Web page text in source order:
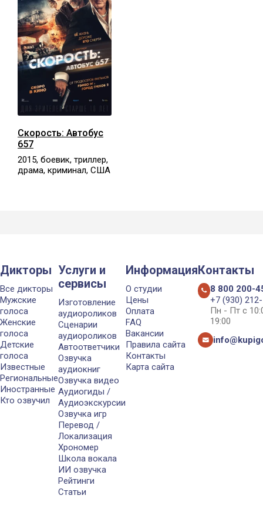
Скорость: Автобус
657
2015, боевик, триллер,
драма, криминал, США
Дикторы
Все дикторы
Мужские
голоса
Женские
голоса
Детские
голоса
Известные
Региональные
Иностранные
Кто озвучил
Услуги и
сервисы
Изготовление
аудиороликов
Сценарии
аудиороликов
Автоответчики
Озвучка
аудиокниг
Озвучка видео
Аудиогиды /
Аудиоэкскурсии
Озвучка игр
Перевод /
Локализация
Хрономер
Школа вокала
ИИ озвучка
Рейтинги
Статьи
Информация
О студии
Цены
Оплата
FAQ
Вакансии
Правила сайта
Контакты
Карта сайта
Контакты
8 800 200-
+7 (930)
Пн - Пт с
19:00